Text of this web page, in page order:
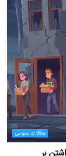
مقالات عمومی
بر